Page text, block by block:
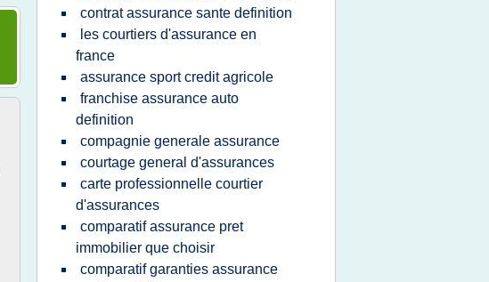
contrat assurance sante definition
les courtiers d'assurance en
france
assurance sport credit agricole
franchise assurance auto
definition
compagnie generale assurance
courtage general d'assurances
carte professionnelle courtier
d'assurances
comparatif assurance pret
immobilier que choisir
comparatif garanties assurance